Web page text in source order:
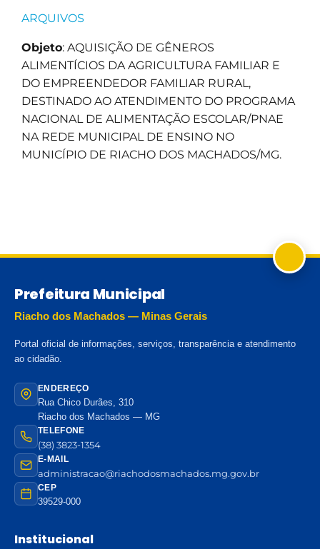
ARQUIVOS
Objeto: AQUISIÇÃO DE GÊNEROS
ALIMENTÍCIOS DA AGRICULTURA FAMILIAR E
DO EMPREENDEDOR FAMILIAR RURAL,
DESTINADO AO ATENDIMENTO DO PROGRAMA
NACIONAL DE ALIMENTAÇÃO ESCOLAR/PNAE
NA REDE MUNICIPAL DE ENSINO NO
MUNICÍPIO DE RIACHO DOS MACHADOS/MG.
Prefeitura Municipal
Riacho dos Machados — Minas Gerais
Portal oficial de informações, serviços, transparência e atendimento
ao cidadão.
ENDEREÇO
Rua Chico Durães, 310
Riacho dos Machados — MG
TELEFONE
(38) 3823-1354
E-MAIL
administracao@riachodosmachados.mg.gov.br
CEP
39529-000
Institucional